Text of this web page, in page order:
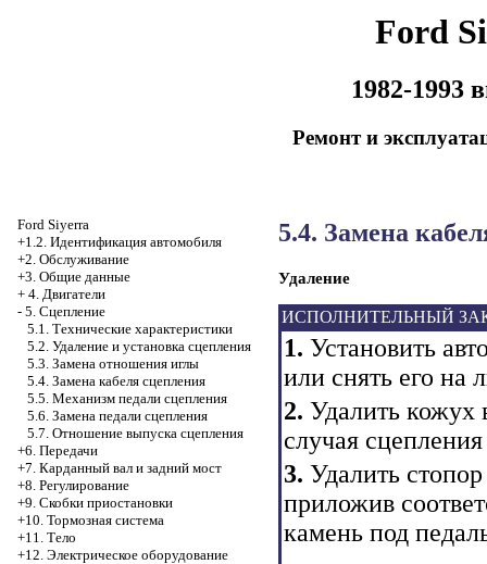
Ford
1982-1993
Ремонт и
Ford Siyerra
+1.2. Идентификация автомобиля
+2. Обслуживание
+3. Общие данные
+ 4. Двигатели
- 5. Сцепление
5.1. Технические характеристики
5.2. Удаление и установка сцепления
5.3. Замена отношения иглы
5.4. Замена кабеля сцепления
5.5. Механизм педали сцепления
5.6. Замена педали сцепления
5.7. Отношение выпуска сцепления
+6. Передачи
+7. Карданный вал и задний мост
+8. Регулирование
+9. Скобки приостановки
+10. Тормозная система
+11. Тело
+12. Электрическое оборудование
5.4. Замена
Удаление
ИСПОЛНИТЕЛЬНЫЙ
1. Установить
или снять его на
2. Удалить кожух
случая
3. Удалить
приложив
камень под